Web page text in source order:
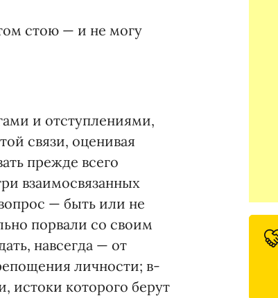
стою — и не могу
и отступлениями,
связи, оценивая
прежде всего
взаимосвязанных
— быть или не
порвали со своим
навсегда — от
личности; в-
истоки которого берут